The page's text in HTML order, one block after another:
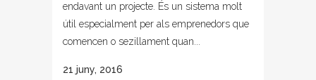
endavant un projecte. És un sistema molt
útil especialment per als emprenedors que
comencen o sezillament quan...
21 juny, 2016